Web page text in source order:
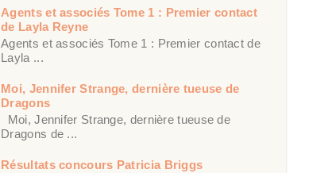
Agents et associés Tome 1 : Premier contact
de Layla Reyne
Agents et associés Tome 1 : Premier contact de
Layla ...
Moi, Jennifer Strange, dernière tueuse de
Dragons
Moi, Jennifer Strange, dernière tueuse de
Dragons de ...
Résultats concours Patricia Briggs